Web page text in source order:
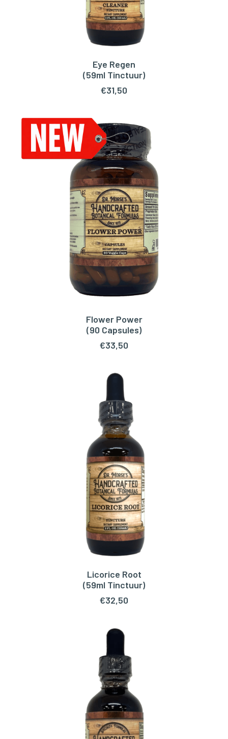
TOEVOEGEN AAN WINKELWAGEN
Eye Regen
(59ml Tinctuur)
€31,50
TOEVOEGEN AAN WINKELWAGEN
Flower Power
(90 Capsules)
€33,50
TOEVOEGEN AAN WINKELWAGEN
Licorice Root
(59ml Tinctuur)
€32,50